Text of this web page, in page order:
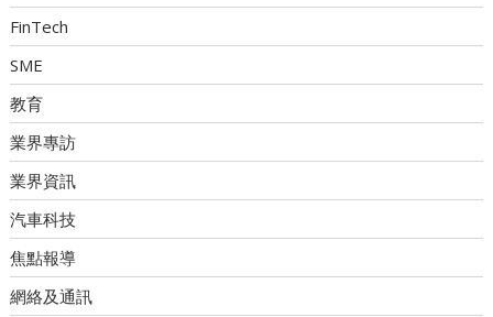
FinTech
SME
教育
業界專訪
業界資訊
汽車科技
焦點報導
網絡及通訊